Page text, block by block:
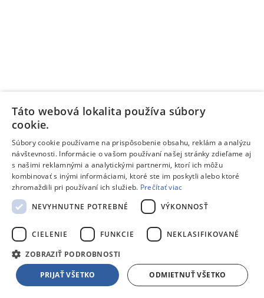
Informačný list výrobku
Samsung Galaxy Xcover 7 5G 6/128GB DUOS čierna
Na objednávku
359,00 €
Samsung Galaxy Xcover 7 5G 6/128GB DUOS čierna
Táto webová lokalita používa súbory
cookie.
Súbory cookie používame na prispôsobenie obsahu, reklám a analýzu
návštevnosti. Informácie o vašom používaní našej stránky zdieľame aj
s našimi reklamnými a analytickými partnermi, ktorí ich môžu
kombinovať s inými informáciami, ktoré ste im poskytli alebo ktoré
zhromaždili pri používaní ich služieb. Prečítať viac
NEVYHNUTNE POTREBNÉ
VÝKONNOSŤ
CIELENIE FUNKCIE NEKLASIFIKOVANÉ
ZOBRAZIŤ PODROBNOSTI
PRIJAŤ VŠETKO ODMIETNUŤ VŠETKO